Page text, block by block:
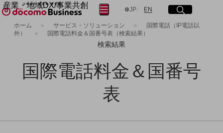
産業・地域DX/事業共創
OPEN HUB for Plural Futures
自律・分散・協調型社会の実現を目指し、
「社会可能性」を探究・実装する事業共創エコシステムです。
イベント/ウェビナー
記事コンテンツ
プレイヤー(カタリスト/パートナー企業)
JP日本語
EN Englishサイト内検索
開く
メニュー
開く
フリーワードを入力して探す
フリーワードでNTTドコモビジネスの
検索する
ホーム サービス・ソリューション
国際電話（IP電話以
外）
国際電話料金＆国番号表（検索結果）
検索結果
国際電話料金＆国番号
表